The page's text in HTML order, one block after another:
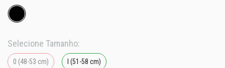
Selecione Tamanho:
0 (48-53 cm) I (51-58 cm)